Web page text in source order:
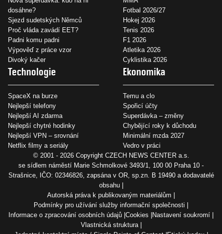
dosáhne?
Sjezd sudetských Němců
Proč vláda zavádí EET?
Padni komu padni
Výpověď z práce vzor
Divoký kačer
Fotbal 2026/27
Hokej 2026
Tenis 2026
F1 2026
Atletika 2026
Cyklistika 2026
Technologie
SpaceX na burze
Nejlepší telefony
Nejlepší AI zdarma
Nejlepší chytré hodinky
Nejlepší VPN – srovnání
Netflix filmy a seriály
Ekonomika
Temu a clo
Spořicí účty
Superdávka – změny
Chybějící roky k důchodu
Minimální mzda 2027
Vedro v práci
© 2001 - 2026 Copyright CZECH NEWS CENTER a.s.
se sídlem náměstí Marie Schmolkové 3493/1, 100 00 Praha 10 -
Strašnice, IČO: 02346826, zapsána v OR, sp.zn. B 19490 a dodavatelé
obsahu
Autorská práva k publikovaným materiálům
Podmínky pro užívání služby informační společnosti
Informace o zpracování osobních údajů Cookies Nastavení soukromí
Vlastnická struktura